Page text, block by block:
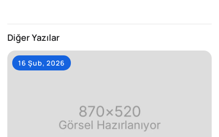
Diğer Yazılar
16 Şub, 2026